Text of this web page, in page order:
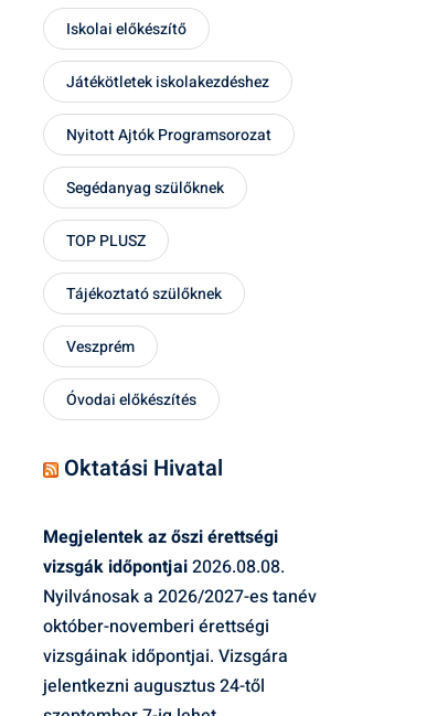
Iskolai előkészítő
Játékötletek iskolakezdéshez
Nyitott Ajtók Programsorozat
Segédanyag szülőknek
TOP PLUSZ
Tájékoztató szülőknek
Veszprém
Óvodai előkészítés
Oktatási Hivatal
Megjelentek az őszi érettségi
vizsgák időpontjai2026.08.08.
Nyilvánosak a 2026/2027-es tanév
október-novemberi érettségi
vizsgáinak időpontjai. Vizsgára
jelentkezni augusztus 24-től